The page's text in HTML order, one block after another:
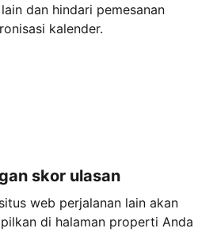
dan hindari pemesanan
kalender.
skor ulasan
web perjalanan lain akan
di halaman properti Anda